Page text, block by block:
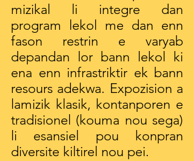
mizikal li integre dan
program lekol me dan enn
fason restrin e varyab
depandan lor bann lekol ki
ena enn infrastriktir ek bann
resours adekwa. Expozision a
lamizik klasik, kontanporen e
tradisionel (kouma nou sega)
li esansiel pou konpran
diversite kiltirel nou pei.